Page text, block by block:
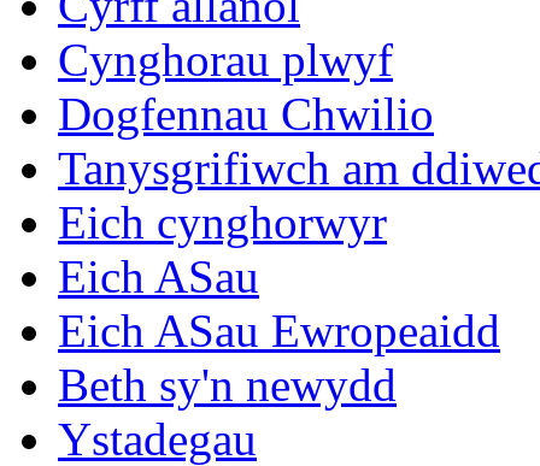
Cynghorau plwyf
Dogfennau Chwilio
Tanysgrifiwch am
Eich cynghorwyr
Eich ASau
Eich ASau Ewropeaidd
Beth sy'n newydd
Ystadegau